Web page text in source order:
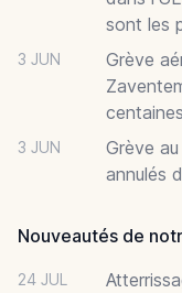
sont les
3 JUN
Grève
3 JUN
Grève
annulés
Nouveautés de
24 JUL